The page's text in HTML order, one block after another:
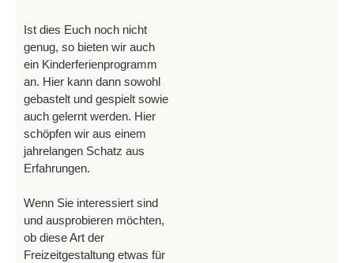
Ist dies Euch noch nicht
genug, so bieten wir auch
ein Kinderferienprogramm
an. Hier kann dann sowohl
gebastelt und gespielt sowie
auch gelernt werden. Hier
schöpfen wir aus einem
jahrelangen Schatz aus
Erfahrungen.
Wenn Sie interessiert sind
und ausprobieren möchten,
ob diese Art der
Freizeitgestaltung etwas für